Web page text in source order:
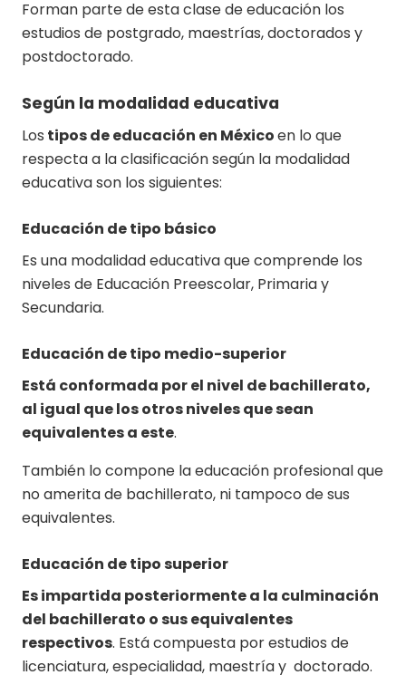
Forman parte de esta clase de educación los
estudios de postgrado, maestrías, doctorados y
postdoctorado.
Según la modalidad educativa
Los tipos de educación en Méxicoen lo que
respecta a la clasificación según la modalidad
educativa son los siguientes:
Educación de tipo básico
Es una modalidad educativa que comprende los
niveles de Educación Preescolar, Primaria y
Secundaria.
Educación de tipo medio-superior
Está conformada por el nivel de bachillerato,
al igual que los otros niveles que sean
equivalentes a este.
También lo compone la educación profesional que
no amerita de bachillerato, ni tampoco de sus
equivalentes.
Educación de tipo superior
Es impartida posteriormente a la culminación
del bachillerato o sus equivalentes
respectivos. Está compuesta por estudios de
licenciatura, especialidad, maestría y doctorado.